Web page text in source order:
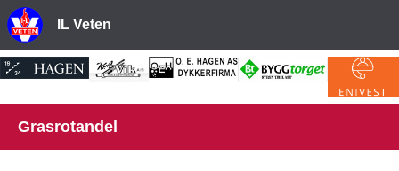
IL Veten
Grasrotandel